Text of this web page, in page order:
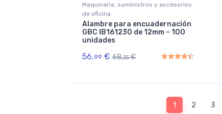
Maquinaria, suministros y accesorios
de oficina
Alambre para encuadernación
GBC IB161230 de 12mm – 100
unidades
56,99 € 68,35 €
1 2 3